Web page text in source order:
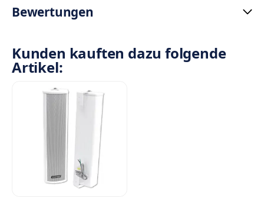
Bewertungen
Kunden kauften dazu folgende
Artikel: